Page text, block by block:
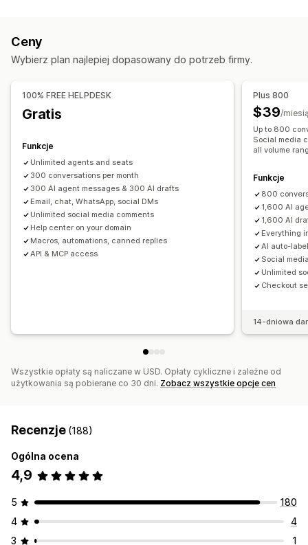
Automatyczne odpowiedzi
Rekomendacje produktów
Aktualizacje zamówienia
Dostosowanie
Kolor i czcionka
Okno czatu
Wiadomości powitalne
Przyciski czatu
Przypisanie czatu Przepływ czatu
Media społecznościowe
Biletowanie
Automatyczne przypisywanie
Wyzwalacze oparte na regułach
Oznaczanie
Wykrywanie spamu
Śledzenie zamówień
Powiadomienia klientów Ankiety z informacją zwrotną
Wielojęzyczne Wiele sklepów
Ceny
Wybierz plan najlepiej dopasowany do potrzeb firmy.
100% FREE HELPDESK
Gratis
Funkcje
Unlimited agents and seats
300 conversations per month
300 AI agent messages & 300 AI drafts
Email, chat, WhatsApp, social DMs
Unlimited social media comments
Help center on your domain
Macros, automations, canned replies
API & MCP access
Plus 800
$39/
Up to 800
Social media
all volume
Funkcje
800
1,600 AI
1,600 AI
Everything
AI auto-
Social
Unlimited
Checkout
14-dniowa
Wszystkie opłaty są naliczane w USD. Opłaty cykliczne i zależne od
użytkowania są pobierane co 30 dni. Zobacz wszystkie opcje cen
Recenzje (188)
Ogólna ocena
4,9
5
180
4
4
3
1